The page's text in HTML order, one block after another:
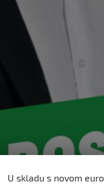
U skladu s novom